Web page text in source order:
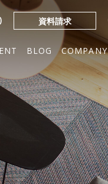
資料請求
BLOG COMPANY